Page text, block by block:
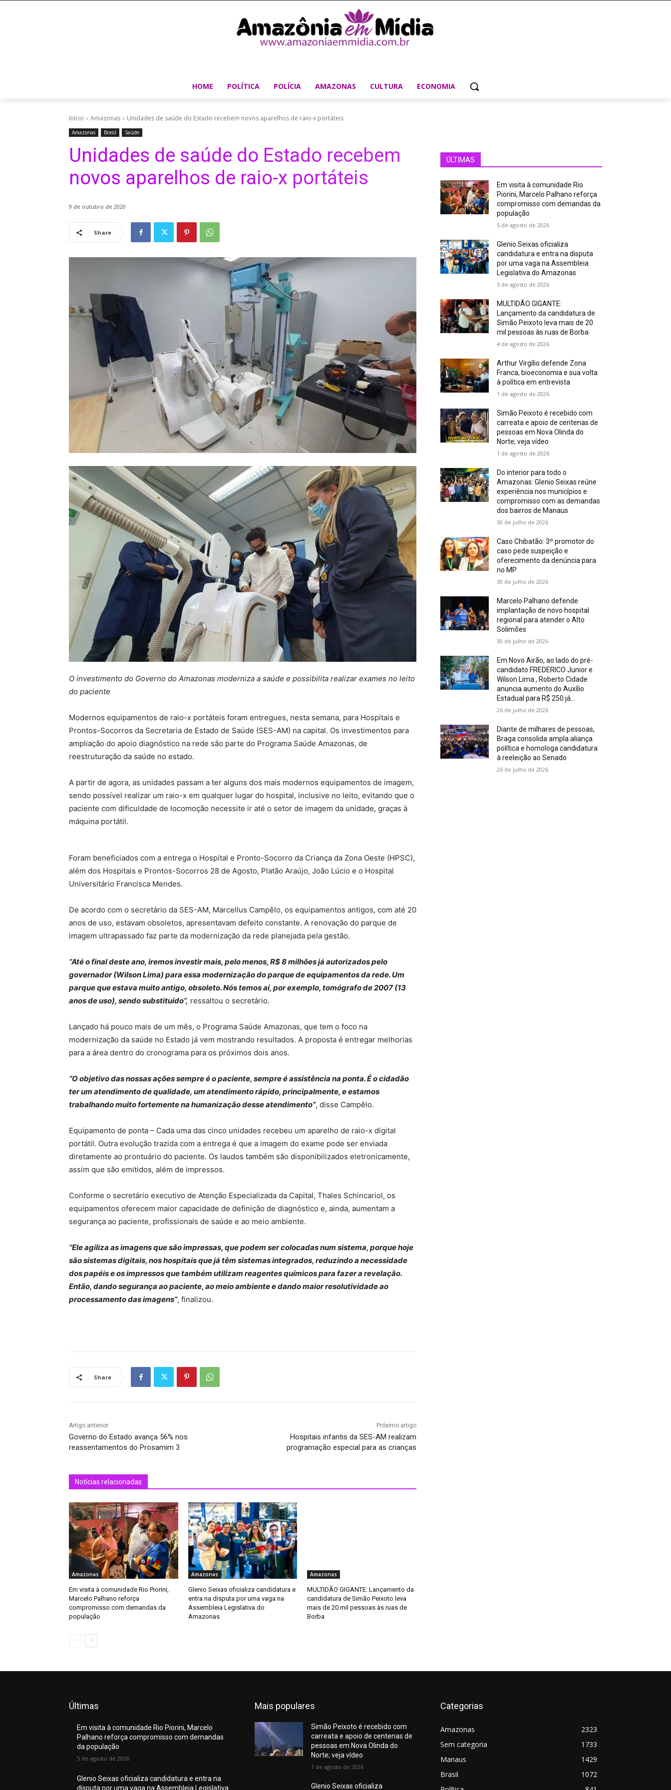
HOME POLÍTICA POLÍCIA AMAZONAS CULTURA ECONOMIA
Início Amazonas Unidades de saúde do Estado recebem novos aparelhos de raio-x portáteis
Amazonas Brasil Saúde
Unidades de saúde do Estado recebem
novos aparelhos de raio-x portáteis
9 de outubro de 2020
Share
O investimento do Governo do Amazonas moderniza a saúde e possibilita realizar exames no leito
do paciente
Modernos equipamentos de raio-x portáteis foram entregues, nesta semana, para Hospitais e
Prontos-Socorros da Secretaria de Estado de Saúde (SES-AM) na capital. Os investimentos para
ampliação do apoio diagnóstico na rede são parte do Programa Saúde Amazonas, de
reestruturação da saúde no estado.
A partir de agora, as unidades passam a ter alguns dos mais modernos equipamentos de imagem,
sendo possível realizar um raio-x em qualquer lugar do hospital, inclusive no leito, evitando que o
paciente com dificuldade de locomoção necessite ir até o setor de imagem da unidade, graças à
máquina portátil.
Foram beneficiados com a entrega o Hospital e Pronto-Socorro da Criança da Zona Oeste (HPSC),
além dos Hospitais e Prontos-Socorros 28 de Agosto, Platão Araújo, João Lúcio e o Hospital
Universitário Francisca Mendes.
De acordo com o secretário da SES-AM, Marcellus Campêlo, os equipamentos antigos, com até 20
anos de uso, estavam obsoletos, apresentavam defeito constante. A renovação do parque de
imagem ultrapassado faz parte da modernização da rede planejada pela gestão.
“Até o final deste ano, iremos investir mais, pelo menos, R$ 8 milhões já autorizados pelo
governador (Wilson Lima) para essa modernização do parque de equipamentos da rede. Um
parque que estava muito antigo, obsoleto. Nós temos aí, por exemplo, tomógrafo de 2007 (13
anos de uso), sendo substituído”, ressaltou o secretário.
Lançado há pouco mais de um mês, o Programa Saúde Amazonas, que tem o foco na
modernização da saúde no Estado já vem mostrando resultados. A proposta é entregar melhorias
para a área dentro do cronograma para os próximos dois anos.
“O objetivo das nossas ações sempre é o paciente, sempre é assistência na ponta. É o cidadão
ter um atendimento de qualidade, um atendimento rápido, principalmente, e estamos
trabalhando muito fortemente na humanização desse atendimento”, disse Campêlo.
Equipamento de ponta – Cada uma das cinco unidades recebeu um aparelho de raio-x digital
portátil. Outra evolução trazida com a entrega é que a imagem do exame pode ser enviada
diretamente ao prontuário do paciente. Os laudos também são disponibilizados eletronicamente,
assim que são emitidos, além de impressos.
Conforme o secretário executivo de Atenção Especializada da Capital, Thales Schincariol, os
equipamentos oferecem maior capacidade de definição de diagnóstico e, ainda, aumentam a
segurança ao paciente, profissionais de saúde e ao meio ambiente.
“Ele agiliza as imagens que são impressas, que podem ser colocadas num sistema, porque hoje
são sistemas digitais, nos hospitais que já têm sistemas integrados, reduzindo a necessidade
dos papéis e os impressos que também utilizam reagentes químicos para fazer a revelação.
Então, dando segurança ao paciente, ao meio ambiente e dando maior resolutividade ao
processamento das imagens”, finalizou.
Share
Artigo anterior
Governo do Estado avança 56% nos
reassentamentos do Prosamim 3
Próximo artigo
Hospitais infantis da SES-AM realizam
programação especial para as crianças
Notícias relacionadas
Amazonas
Em visita à comunidade Rio Piorini,
Marcelo Palhano reforça
compromisso com demandas da
população
Amazonas
Glenio Seixas oficializa candidatura e
entra na disputa por uma vaga na
Assembleia Legislativa do
Amazonas
Amazonas
MULTIDÃO GIGANTE: Lançamento da
candidatura de Simão Peixoto leva
mais de 20 mil pessoas às ruas de
Borba
ÚLTIMAS
Em visita à comunidade Rio
Piorini, Marcelo Palhano reforça
compromisso com demandas da
população
5 de agosto de 2026
Glenio Seixas oficializa
candidatura e entra na disputa
por uma vaga na Assembleia
Legislativa do Amazonas
5 de agosto de 2026
MULTIDÃO GIGANTE:
Lançamento da candidatura de
Simão Peixoto leva mais de 20
mil pessoas às ruas de Borba
4 de agosto de 2026
Arthur Virgílio defende Zona
Franca, bioeconomia e sua volta
à política em entrevista
1 de agosto de 2026
Simão Peixoto é recebido com
carreata e apoio de centenas de
pessoas em Nova Olinda do
Norte; veja vídeo
1 de agosto de 2026
Do interior para todo o
Amazonas: Glenio Seixas reúne
experiência nos municípios e
compromisso com as demandas
dos bairros de Manaus
30 de julho de 2026
Caso Chibatão: 3º promotor do
caso pede suspeição e
oferecimento da denúncia para
no MP
30 de julho de 2026
Marcelo Palhano defende
implantação de novo hospital
regional para atender o Alto
Solimões
30 de julho de 2026
Em Novo Airão, ao lado do pré-
candidato FREDERICO Junior e
Wilson Lima , Roberto Cidade
anuncia aumento do Auxílio
Estadual para R$ 250 já...
26 de julho de 2026
Diante de milhares de pessoas,
Braga consolida ampla aliança
política e homologa candidatura
à reeleição ao Senado
26 de julho de 2026
Últimas
Em visita à comunidade Rio Piorini, Marcelo
Palhano reforça compromisso com demandas
da população
5 de agosto de 2026
Glenio Seixas oficializa candidatura e entra na
disputa por uma vaga na Assembleia Legislativa
Mais populares
Simão Peixoto é recebido com
carreata e apoio de centenas de
pessoas em Nova Olinda do
Norte; veja vídeo
1 de agosto de 2026
Glenio Seixas oficializa
Categorias
Amazonas
2323
Sem categoria
1733
Manaus
1429
Brasil
1072